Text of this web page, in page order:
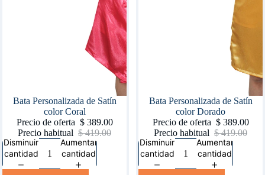
Oferta
Bata Personalizada de Satín
color Coral
Precio de oferta $ 389.00
Precio habitual $ 419.00
Disminuir
cantidad
Aumentar
cantidad
Oferta
Bata Personalizada de Satín
color Dorado
Precio de oferta $ 389.00
Precio habitual $ 419.00
Disminuir
cantidad
Aumentar
cantidad